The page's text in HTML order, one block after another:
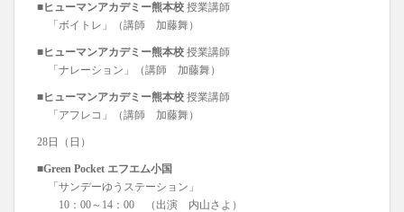
■ヒューマンアカデミー熊本校 授業講師
「ボイトレ」（講師 加藤舞）
■ヒューマンアカデミー熊本校 授業講師
「ナレーション」（講師 加藤舞）
■ヒューマンアカデミー熊本校 授業講師
「アフレコ」（講師 加藤舞）
28日（日）
■Green Pocket エフエム小国
「サンデーゆうステーション」
10：00～14：00 （出演 内山さよ）